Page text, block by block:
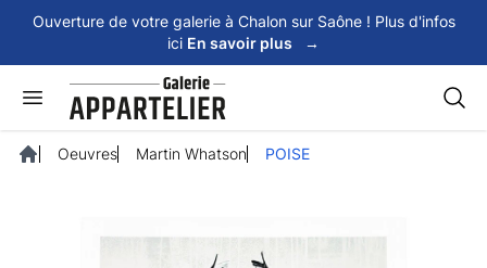
Ouverture de votre galerie à Chalon sur Saône ! Plus d'infos
ici En savoir plus →
Oeuvres Martin Whatson POISE
Panneau de gestion des cookies